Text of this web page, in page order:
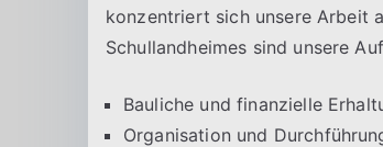
konzentriert sich unsere Arbeit
Schullandheimes sind unsere
Bauliche und finanzielle
Organisation und